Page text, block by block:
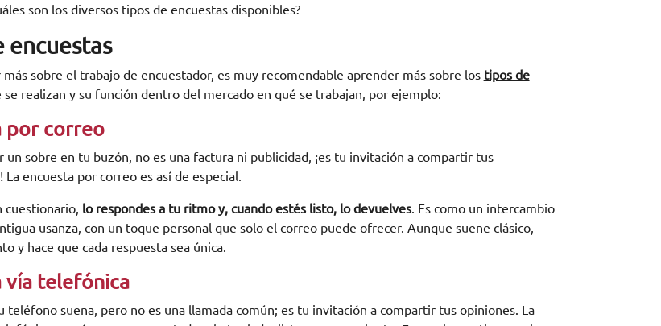
son los diversos tipos de encuestas disponibles?
encuestas
más sobre el trabajo de encuestador, es muy recomendable aprender más sobre los tipos de
realizan y su función dentro del mercado en qué se trabajan, por ejemplo:
por correo
un sobre en tu buzón, no es una factura ni publicidad, ¡es tu invitación a compartir tus
La encuesta por correo es así de especial.
cuestionario, lo respondes a tu ritmo y, cuando estés listo, lo devuelves. Es como un intercambio
usanza, con un toque personal que solo el correo puede ofrecer. Aunque suene clásico,
y hace que cada respuesta sea única.
vía telefónica
teléfono suena, pero no es una llamada común; es tu invitación a compartir tus opiniones. La